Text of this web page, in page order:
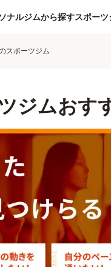
ナルジムから探すスポー
スポーツジム
ジムおす